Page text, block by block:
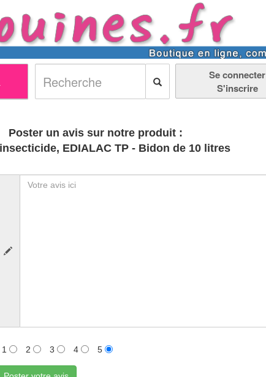
Se connecter
S'inscrire
Poster un avis sur notre produit :
EDIALAC TP - Bidon de 10 litres
1 2 3 4 5